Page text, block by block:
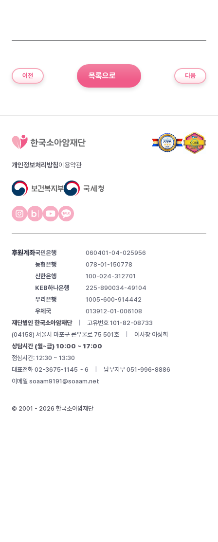
이전 목록으로 다음
개인정보처리방침이용약관
재단법인 한국소아암재단
고유번호 101-82-08733
(04158) 서울시 마포구 큰우물로 75 501호
이사장 이성희
상담시간 (월~금) 10:00 ~ 17:00
점심시간: 12:30 ~ 13:30
대표전화 02-3675-1145 ~ 6
남부지부 051-996-8886
이메일 soaam9191@soaam.net
© 2001 - 2026 한국소아암재단
후원계좌국민은행
060401-04-025956
농협은행
078-01-150778
신한은행
100-024-312701
KEB하나은행
225-890034-49104
우리은행
1005-600-914442
우체국
013912-01-006108